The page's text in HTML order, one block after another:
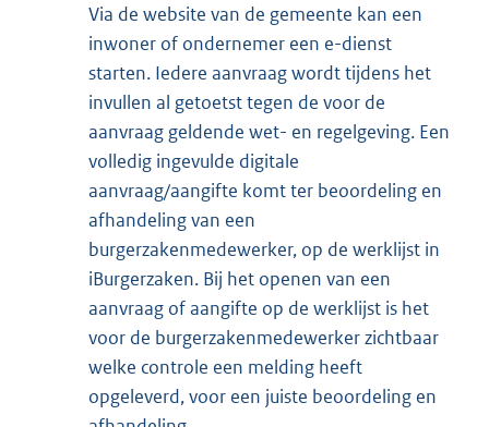
Via de website van de gemeente kan een
inwoner of ondernemer een e-dienst
starten. Iedere aanvraag wordt tijdens het
invullen al getoetst tegen de voor de
aanvraag geldende wet- en regelgeving. Een
volledig ingevulde digitale
aanvraag/aangifte komt ter beoordeling en
afhandeling van een
burgerzakenmedewerker, op de werklijst in
iBurgerzaken. Bij het openen van een
aanvraag of aangifte op de werklijst is het
voor de burgerzakenmedewerker zichtbaar
welke controle een melding heeft
opgeleverd, voor een juiste beoordeling en